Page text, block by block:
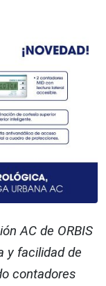
AC de ORBIS
y facilidad de
contadores